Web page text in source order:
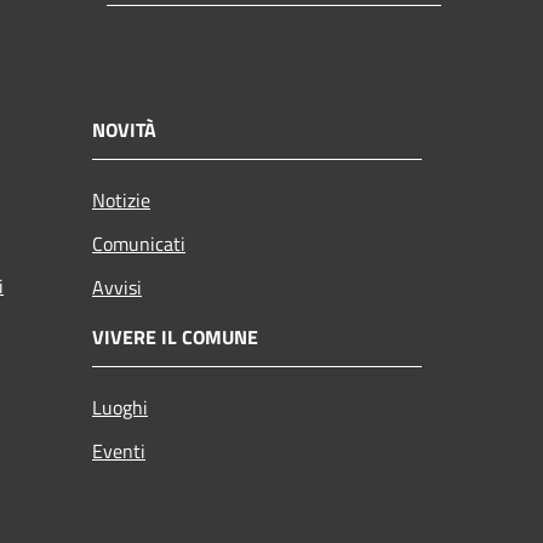
NOVITÀ
Notizie
Comunicati
Avvisi
VIVERE IL COMUNE
Luoghi
Eventi